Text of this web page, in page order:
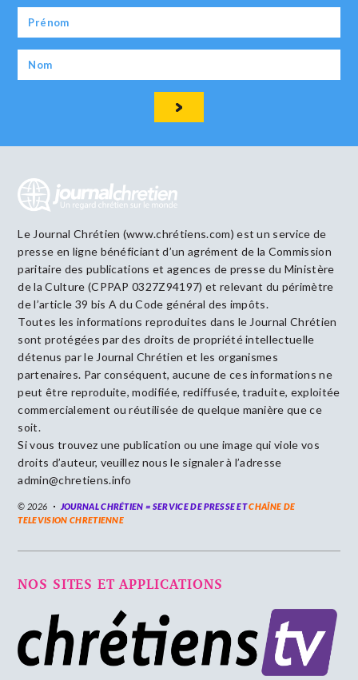
Le Journal Chrétien (www.chrétiens.com) est un service de
presse en ligne bénéficiant d’un agrément de la Commission
paritaire des publications et agences de presse du Ministère
de la Culture (CPPAP 0327Z94197) et relevant du périmètre
de l’article 39 bis A du Code général des impôts.
Toutes les informations reproduites dans le Journal Chrétien
sont protégées par des droits de propriété intellectuelle
détenus par le Journal Chrétien et les organismes
partenaires. Par conséquent, aucune de ces informations ne
peut être reproduite, modifiée, rediffusée, traduite, exploitée
commercialement ou réutilisée de quelque manière que ce
soit.
Si vous trouvez une publication ou une image qui viole vos
droits d’auteur, veuillez nous le signaler à l’adresse
admin@chretiens.info
© 2026 JOURNAL CHRÉTIEN = SERVICE DE PRESSE ETCHAÎNE DE
TELEVISION CHRETIENNE
NOS SITES ET APPLICATIONS